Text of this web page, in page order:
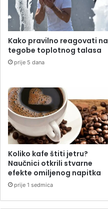
Kako pravilno reagovati na
tegobe toplotnog talasa
prije 5 dana
Koliko kafe štiti jetru?
Naučnici otkrili stvarne
efekte omiljenog napitka
prije 1 sedmica